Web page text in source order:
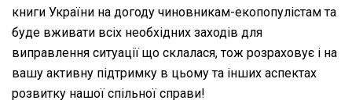
книги України на догоду чиновникам-екопопулістам та
буде вживати всіх необхідних заходів для
виправлення ситуації що склалася, тож розраховує і на
вашу активну підтримку в цьому та інших аспектах
розвитку нашої спільної справи!